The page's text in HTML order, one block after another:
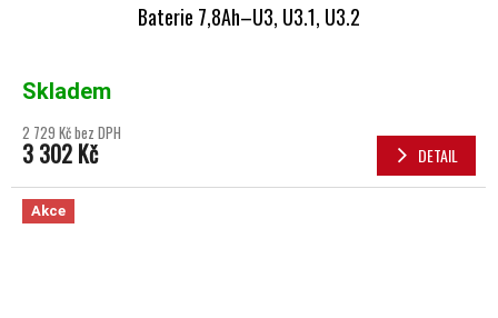
Baterie 7,8Ah–U3, U3.1, U3.2
Skladem
2 729 Kč bez DPH
3 302 Kč DETAIL
Akce